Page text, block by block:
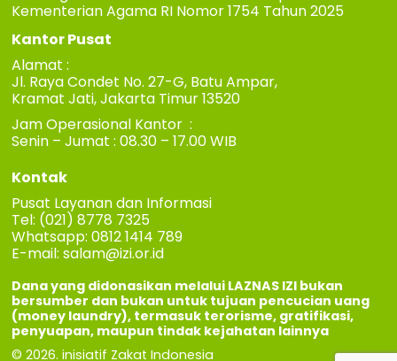
Kementerian Agama RI Nomor 1754 Tahun 2025
Kantor Pusat
Alamat :
Jl. Raya Condet No. 27-G, Batu Ampar,
Kramat Jati, Jakarta Timur 13520
Jam Operasional Kantor :
Senin – Jumat : 08.30 – 17.00 WIB
Kontak
Pusat Layanan dan Informasi
Tel: (021) 8778 7325
Whatsapp: 0812 1414 789
E-mail:salam@izi.or.id
Dana yang didonasikan melalui LAZNAS IZI bukan
bersumber dan bukan untuk tujuan pencucian uang
(money laundry), termasuk terorisme, gratifikasi,
penyuapan, maupun tindak kejahatan lainnya
© 2026. inisiatif Zakat Indonesia